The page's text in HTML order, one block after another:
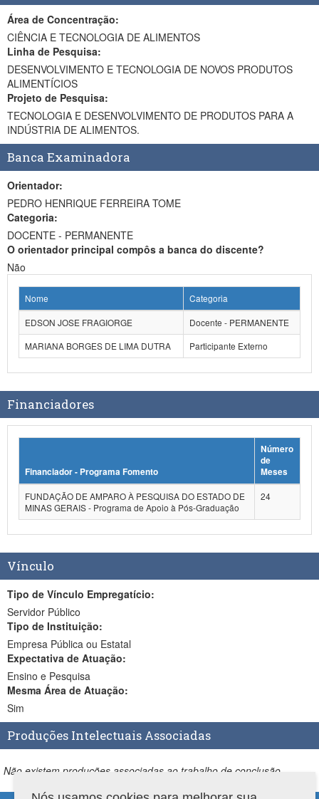
Área de Concentração:
CIÊNCIA E TECNOLOGIA DE ALIMENTOS
Linha de Pesquisa:
DESENVOLVIMENTO E TECNOLOGIA DE NOVOS PRODUTOS
ALIMENTÍCIOS
Projeto de Pesquisa:
TECNOLOGIA E DESENVOLVIMENTO DE PRODUTOS PARA A
INDÚSTRIA DE ALIMENTOS.
Banca Examinadora
Orientador:
PEDRO HENRIQUE FERREIRA TOME
Categoria:
DOCENTE - PERMANENTE
O orientador principal compôs a banca do discente?
Não
Nome
Categoria
EDSON JOSE FRAGIORGE
Docente - PERMANENTE
MARIANA BORGES DE LIMA DUTRA
Participante Externo
Financiadores
Financiador - Programa Fomento
Número
de
Meses
FUNDAÇÃO DE AMPARO À PESQUISA DO ESTADO DE
MINAS GERAIS - Programa de Apoio à Pós-Graduação
24
Vínculo
Tipo de Vínculo Empregatício:
Servidor Público
Tipo de Instituição:
Empresa Pública ou Estatal
Expectativa de Atuação:
Ensino e Pesquisa
Mesma Área de Atuação:
Sim
Produções Intelectuais Associadas
Não existem produções associadas ao trabalho de conclusão.